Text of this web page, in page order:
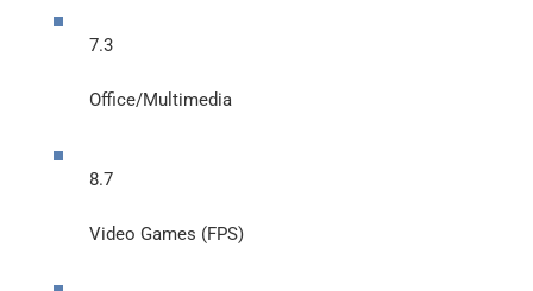
7.3
Office/Multimedia
8.7
Video Games (FPS)